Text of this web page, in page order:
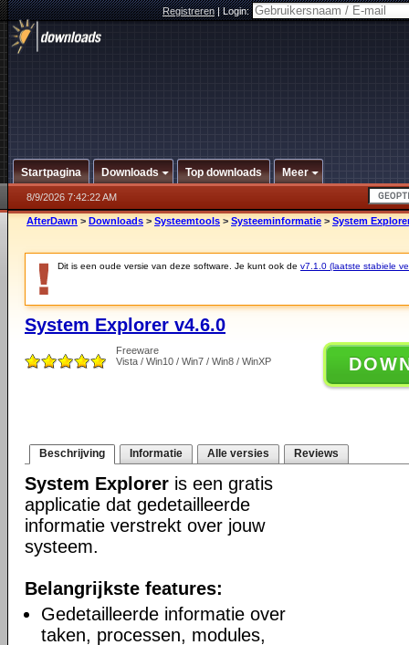
Registreren|Login:
Startpagina Downloads Top downloads Meer
8/9/2026 7:42:22 AM
AfterDawn > Downloads > Systeemtools > Systeeminformatie > System
Dit is een oude versie van deze software. Je kunt ook de v7.1.0 (laatste stabiele
System Explorer v4.6.0
Freeware
Vista / Win10 / Win7 / Win8 / WinXP
Beschrijving Informatie Alle versies Reviews
System Explorer is een gratis
applicatie dat gedetailleerde
informatie verstrekt over jouw
systeem.
Belangrijkste features:
Gedetailleerde informatie over
taken, processen, modules,